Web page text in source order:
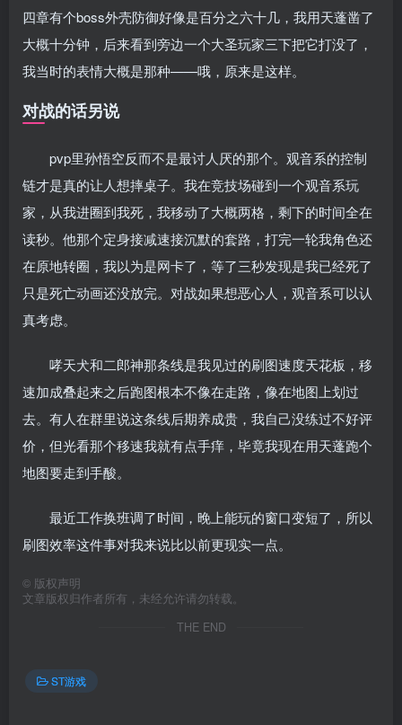
四章有个boss外壳防御好像是百分之六十几，我用天蓬凿了
大概十分钟，后来看到旁边一个大圣玩家三下把它打没了，
我当时的表情大概是那种——哦，原来是这样。
对战的话另说
pvp里孙悟空反而不是最讨人厌的那个。观音系的控制
链才是真的让人想摔桌子。我在竞技场碰到一个观音系玩
家，从我进圈到我死，我移动了大概两格，剩下的时间全在
读秒。他那个定身接减速接沉默的套路，打完一轮我角色还
在原地转圈，我以为是网卡了，等了三秒发现是我已经死了
只是死亡动画还没放完。对战如果想恶心人，观音系可以认
真考虑。
哮天犬和二郎神那条线是我见过的刷图速度天花板，移
速加成叠起来之后跑图根本不像在走路，像在地图上划过
去。有人在群里说这条线后期养成贵，我自己没练过不好评
价，但光看那个移速我就有点手痒，毕竟我现在用天蓬跑个
地图要走到手酸。
最近工作换班调了时间，晚上能玩的窗口变短了，所以
刷图效率这件事对我来说比以前更现实一点。
© 版权声明
文章版权归作者所有，未经允许请勿转载。
THE END
ST游戏